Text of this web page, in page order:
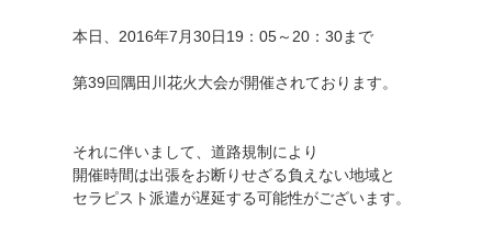
本日、2016年7月30日19：05～20：30まで
第39回隅田川花火大会が開催されております。
それに伴いまして、道路規制により
開催時間は出張をお断りせざる負えない地域と
セラピスト派遣が遅延する可能性がございます。